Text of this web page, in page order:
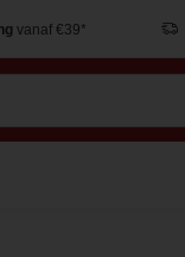
vanaf €39*